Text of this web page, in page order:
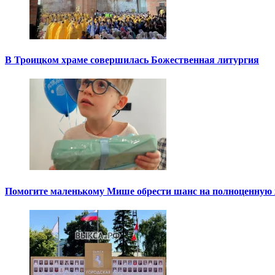
В Троицком храме совершилась Божественная литургия
Помогите маленькому Мише обрести шанс на полноценную